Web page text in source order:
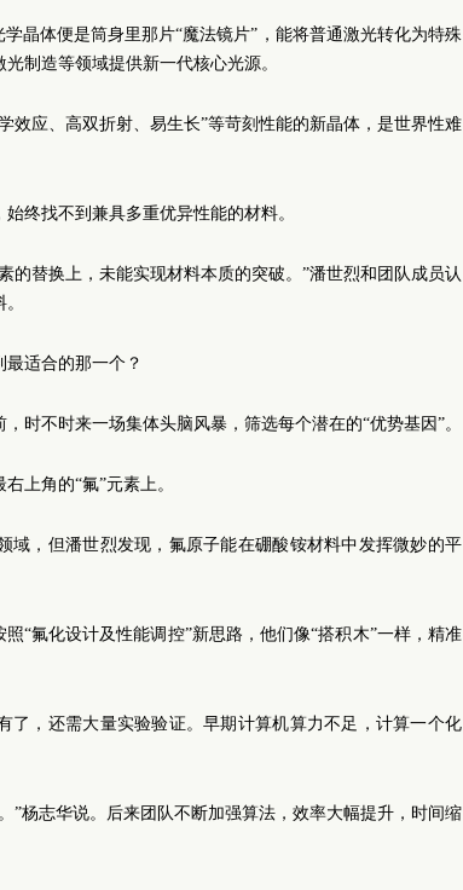
晶体便是筒身里那片“魔法镜片”，能将普通激光转化为特殊
制造等领域提供新一代核心光源。
效应、高双折射、易生长”等苛刻性能的新晶体，是世界性难
终找不到兼具多重优异性能的材料。
的替换上，未能实现材料本质的突破。”潘世烈和团队成员认
适合的那一个？
时不时来一场集体头脑风暴，筛选每个潜在的“优势基因”。
上角的“氟”元素上。
域，但潘世烈发现，氟原子能在硼酸铵材料中发挥微妙的平
“氟化设计及性能调控”新思路，他们像“搭积木”一样，精准
了，还需大量实验验证。早期计算机算力不足，计算一个化
”杨志华说。后来团队不断加强算法，效率大幅提升，时间缩